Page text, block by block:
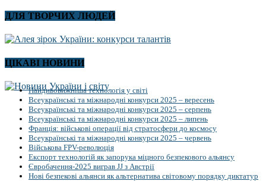
ДЛЯ ТВОРЧИХ ЛЮДЕЙ
ЦІКАВІ НОВИНИ
Найдивовижніша технологія у світі
Всеукраїнські та міжнародні конкурси 2025 – вересень
Всеукраїнські та міжнародні конкурси 2025 – серпень
Всеукраїнські та міжнародні конкурси 2025 – липень
Франція: військові операції від стратосфери до космосу
Всеукраїнські та міжнародні конкурси 2025 – червень
Військова FPV-революція
Експорт технологій як запорука міцного безпекового альянсу
Євробачення-2025 виграв JJ з Австрії
Нові безпекові альянси як альтернатива світовому порядку диктатур